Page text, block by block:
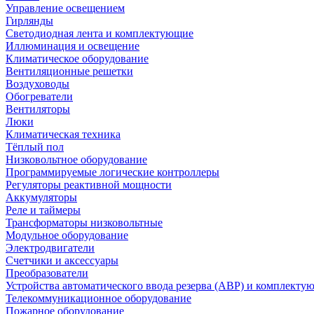
Управление освещением
Гирлянды
Светодиодная лента и комплектующие
Иллюминация и освещение
Климатическое оборудование
Вентиляционные решетки
Воздуховоды
Обогреватели
Вентиляторы
Люки
Климатическая техника
Тёплый пол
Низковольтное оборудование
Программируемые логические контроллеры
Регуляторы реактивной мощности
Аккумуляторы
Реле и таймеры
Трансформаторы низковольтные
Модульное оборудование
Электродвигатели
Счетчики и аксессуары
Преобразователи
Устройства автоматического ввода резерва (АВР) и
Телекоммуникационное оборудование
Пожарное оборудование